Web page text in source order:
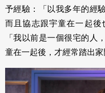
予經驗：「以我多年的經
而且協志跟宇童在一起後
「我以前是一個很宅的人
童在一起後，才經常踏出家